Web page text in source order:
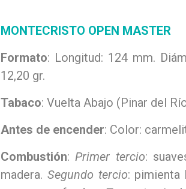
MONTECRISTO OPEN MASTER
Formato: Longitud: 124 mm.
12,20 gr.
Tabaco: Vuelta Abajo (Pinar del
Antes de encender: Color:
Combustión:Primer tercio:
madera. Segundo tercio: